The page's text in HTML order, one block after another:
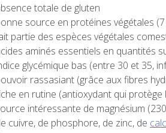
totale de gluten
source en protéines végétales
partie des espèces végétales
aminés essentiels en quantités
glycémique bas (entre 30 et 35,
rassasiant (grâce aux fibres
en rutine (antioxydant qui protège
intéressante de magnésium
cuivre, de phosphore, de zinc, de